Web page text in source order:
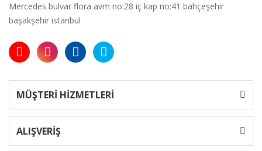
Mercedes bulvar flora avm no:28 iç kap no:41 bahçeşehir
başakşehir istanbul
MÜŞTERİ HİZMETLERİ
ALIŞVERİŞ